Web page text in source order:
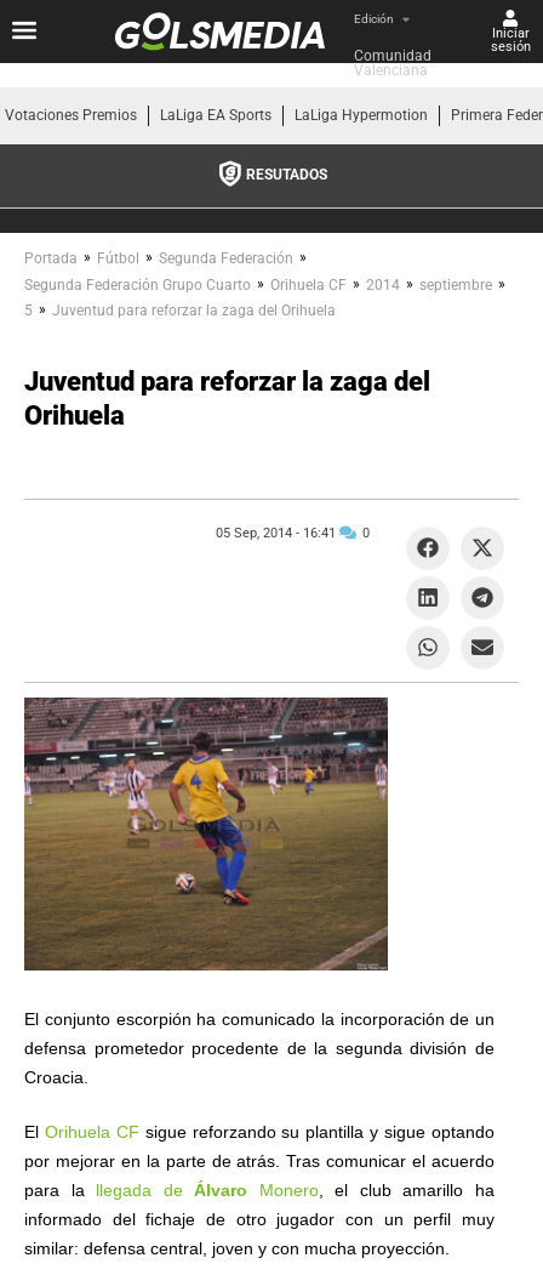
Edición
Comunidad
Valenciana
Iniciar
sesión
Votaciones Premios LaLiga EA Sports LaLiga Hypermotion Primera
RESUTADOS
Portada » Fútbol » Segunda Federación »
Segunda Federación Grupo Cuarto » Orihuela CF » 2014 » septiembre »
5 » Juventud para reforzar la zaga del Orihuela
Juventud para reforzar la zaga del
Orihuela
El conjunto escorpión ha comunicado la incorporación de un
defensa prometedor procedente de la segunda división de
Croacia.
El Orihuela CF sigue reforzando su plantilla y sigue optando
por mejorar en la parte de atrás. Tras comunicar el acuerdo
para la llegada deÁlvaro Monero, el club amarillo ha
informado del fichaje de otro jugador con un perfil muy
similar: defensa central, joven y con mucha proyección.
05 Sep, 2014 - 16:41 0